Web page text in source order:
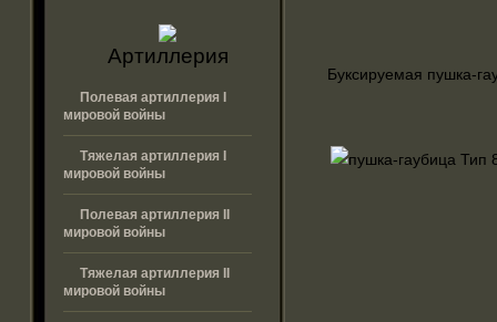
Артиллерия
Полевая артиллерия I
мировой войны
Тяжелая артиллерия I
мировой войны
Полевая артиллерия II
мировой войны
Тяжелая артиллерия II
мировой войны
Буксируемая пушка-